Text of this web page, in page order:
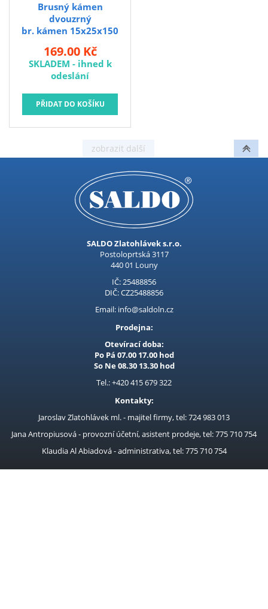
br. kámen 15x25x150
Brusný kámen
dvouzrný
169.00 Kč
SKLADEM - ihned k
odeslání
SALDO Zlatohlávek s.r.o.
Postoloprtská 3117
440 01 Louny
IČ: 25488856
DIČ: CZ25488856
Email: info@saldoln.cz
Prodejna:
Otevírací doba:
Po Pá 07.00 17.00 hod
So Ne 08.30 13.30 hod
Tel.: +420 415 679 322
Kontakty:
Jaroslav Zlatohlávek ml. - majitel firmy, tel: 724 983 013
Jana Antropiusová - provozní účetní, asistent prodeje, tel: 775 710 754
Klaudia Al Abiadová - administrativa, tel: 775 710 754